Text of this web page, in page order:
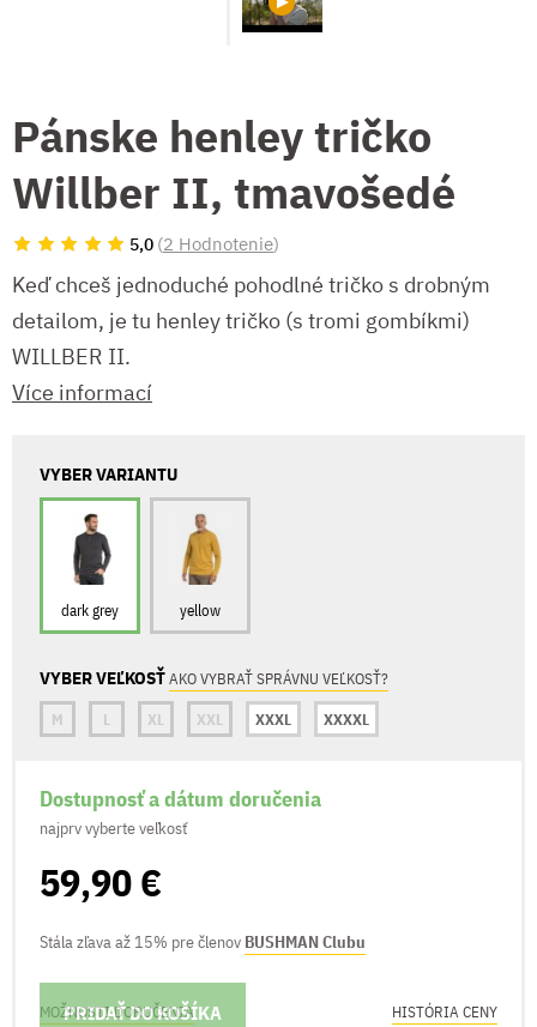
Pánske henley tričko
Willber II, tmavošedé
5,0 (2 Hodnotenie)
Keď chceš jednoduché pohodlné tričko s drobným
detailom, je tu henley tričko (s tromi gombíkmi)
WILLBER II.
Více informací
VYBER VARIANTU
dark grey yellow
VYBER VEĽKOSŤAKO VYBRAŤ SPRÁVNU VEĽKOSŤ?
M
L XL XXL XXXL XXXXL
Dostupnosť a dátum doručenia
najprv vyberte veľkosť
59,90 €
Stála zľava až 15% pre členov BUSHMAN Clubu
PRIDAŤ DO KOŠÍKA
MOŽNOSTI DORUČENIA HISTÓRIA CENY